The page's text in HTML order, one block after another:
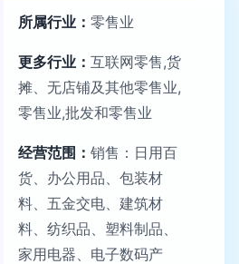
所属行业： 零售业
更多行业： 互联网零售,货
摊、无店铺及其他零售业,
零售业,批发和零售业
经营范围： 销售：日用百
货、办公用品、包装材
料、五金交电、建筑材
料、纺织品、塑料制品、
家用电器、电子数码产